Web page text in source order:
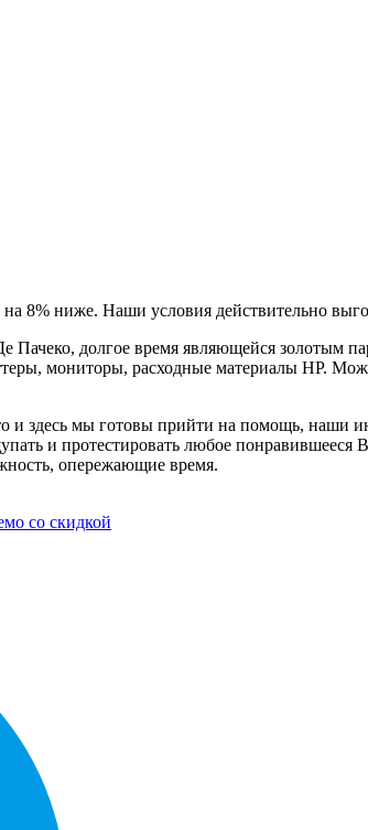
8% ниже. Наши условия действительно
долгое время являющейся золотым
мониторы, расходные материалы HP.
здесь мы готовы прийти на помощь, наши
и протестировать любое
опережающие время.
со скидкой